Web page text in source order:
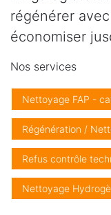
régénérer
économiser
Nos services
Nettoyage FAP -
Régénération /
Refus contrôle
Nettoyage